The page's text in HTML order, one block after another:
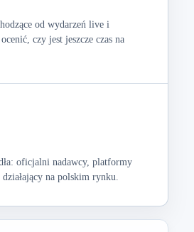
od wydarzeń live i
czy jest jeszcze czas na
oficjalni nadawcy, platformy
na polskim rynku.